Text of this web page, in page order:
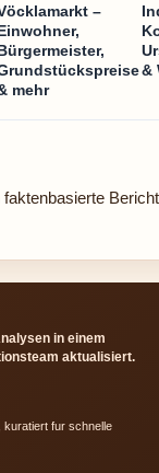
–
mehr
&
in einem
aktualisiert.
kuratiert fur schnelle